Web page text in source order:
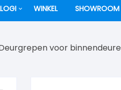
WINKEL SHOWROOM
voor